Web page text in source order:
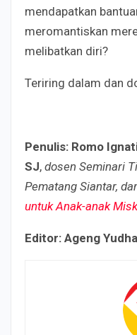
mendapatkan
meromantiskan
melibatkan diri?
Teriring dalam dan
Penulis: Romo
SJ, dosen Seminari
Pematang Siantar,
untuk Anak-anak
Editor: Ageng